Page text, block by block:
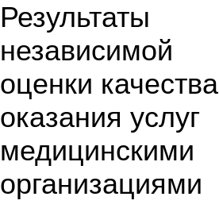
Результаты
независимой
оценки качества
оказания услуг
медицинскими
организациями